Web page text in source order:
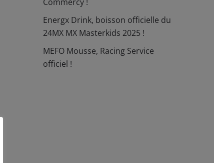
Energx Drink, boisson officielle du
24MX MX Masterkids 2025 !
MEFO Mousse, Racing Service
officiel !